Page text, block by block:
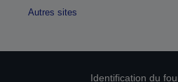
Autres sites
Identification du